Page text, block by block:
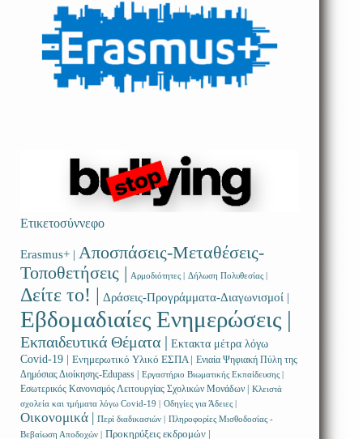
Ετικετοσύννεφο
Erasmus+ | Αποσπάσεις-Μεταθέσεις-
Τοποθετήσεις | Αρμοδιότητες | Δήλωση Πολυθεσίας |
Δείτε το! | Δράσεις-Προγράμματα-Διαγωνισμοί |
Εβδομαδιαίες Ενημερώσεις |
Εκπαιδευτικά Θέματα | Εκτακτα μέτρα λόγω
Covid-19 | Ενημερωτικό Υλικό ΕΣΠΑ | Ενιαία Ψηφιακή Πύλη της
Δημόσιας Διοίκησης-Edupass |
Εργαστήριο Βιωματικής Εκπαίδευσης |
Εσωτερικός Κανονισμός Λειτουργίας Σχολικών Μονάδων |
Κλειστά
σχολεία και τμήματα λόγω Covid-19 |
Οδηγίες για Άδειες |
Οικονομικά | Περί διαδικασιών |
Πληροφορίες Μισθοδοσίας -
Βεβαίωση Αποδοχών |
Προκηρύξεις εκδρομών |